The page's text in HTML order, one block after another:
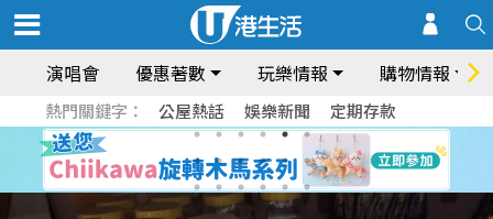
演唱會 優惠著數 玩樂情報 購物情報
熱門關鍵字： 公屋熱話 娛樂新聞 定期存款